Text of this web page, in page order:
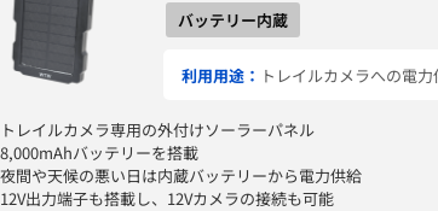
バッテリー内蔵
利用用途： トレイルカメラへの電
トレイルカメラ専用の外付けソーラーパネル
8,000mAhバッテリーを搭載
夜間や天候の悪い日は内蔵バッテリーから電力供給
12V出力端子も搭載し、12Vカメラの接続も可能